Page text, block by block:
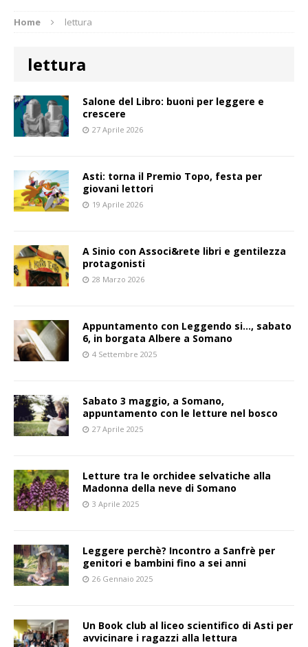
Home lettura
lettura
Salone del Libro: buoni per leggere e
crescere
27 Aprile 2026
Asti: torna il Premio Topo, festa per
giovani lettori
19 Aprile 2026
A Sinio con Associ&rete libri e gentilezza
protagonisti
28 Marzo 2026
Appuntamento con Leggendo si…, sabato
6, in borgata Albere a Somano
4 Settembre 2025
Sabato 3 maggio, a Somano,
appuntamento con le letture nel bosco
27 Aprile 2025
Letture tra le orchidee selvatiche alla
Madonna della neve di Somano
3 Aprile 2025
Leggere perchè? Incontro a Sanfrè per
genitori e bambini fino a sei anni
26 Gennaio 2025
Un Book club al liceo scientifico di Asti per
avvicinare i ragazzi alla lettura